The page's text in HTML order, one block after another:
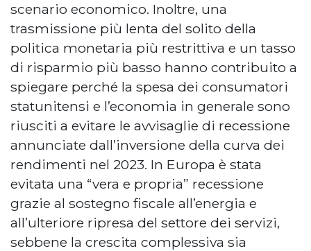
scenario economico. Inoltre, una
trasmissione più lenta del solito della
politica monetaria più restrittiva e un tasso
di risparmio più basso hanno contribuito a
spiegare perché la spesa dei consumatori
statunitensi e l’economia in generale sono
riusciti a evitare le avvisaglie di recessione
annunciate dall’inversione della curva dei
rendimenti nel 2023. In Europa è stata
evitata una “vera e propria” recessione
grazie al sostegno fiscale all’energia e
all’ulteriore ripresa del settore dei servizi,
sebbene la crescita complessiva sia